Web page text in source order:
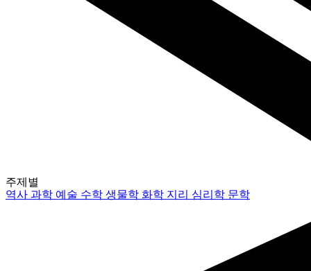
주제별
역사과학 예술 수학생물학 화학 지리 심리학 문학